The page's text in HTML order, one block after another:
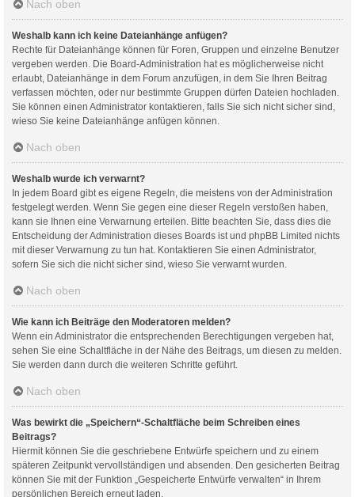
Nach oben
Weshalb kann ich keine Dateianhänge anfügen?
Rechte für Dateianhänge können für Foren, Gruppen und einzelne Benutzer
vergeben werden. Die Board-Administration hat es möglicherweise nicht
erlaubt, Dateianhänge in dem Forum anzufügen, in dem Sie Ihren Beitrag
verfassen möchten, oder nur bestimmte Gruppen dürfen Dateien hochladen.
Sie können einen Administrator kontaktieren, falls Sie sich nicht sicher sind,
wieso Sie keine Dateianhänge anfügen können.
Nach oben
Weshalb wurde ich verwarnt?
In jedem Board gibt es eigene Regeln, die meistens von der Administration
festgelegt werden. Wenn Sie gegen eine dieser Regeln verstoßen haben,
kann sie Ihnen eine Verwarnung erteilen. Bitte beachten Sie, dass dies die
Entscheidung der Administration dieses Boards ist und phpBB Limited nichts
mit dieser Verwarnung zu tun hat. Kontaktieren Sie einen Administrator,
sofern Sie sich die nicht sicher sind, wieso Sie verwarnt wurden.
Nach oben
Wie kann ich Beiträge den Moderatoren melden?
Wenn ein Administrator die entsprechenden Berechtigungen vergeben hat,
sehen Sie eine Schaltfläche in der Nähe des Beitrags, um diesen zu melden.
Sie werden dann durch die weiteren Schritte geführt.
Nach oben
Was bewirkt die „Speichern“-Schaltfläche beim Schreiben eines
Beitrags?
Hiermit können Sie die geschriebene Entwürfe speichern und zu einem
späteren Zeitpunkt vervollständigen und absenden. Den gesicherten Beitrag
können Sie mit der Funktion „Gespeicherte Entwürfe verwalten“ in Ihrem
persönlichen Bereich erneut laden.